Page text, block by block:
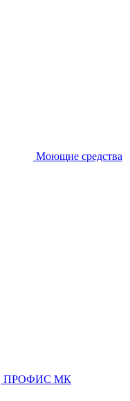
Моющие средства
ПРОФИС МК